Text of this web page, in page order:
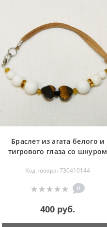
Браслет из агата белого и
тигрового глаза со шнуром
Код товара: 730410144
0
400 руб.